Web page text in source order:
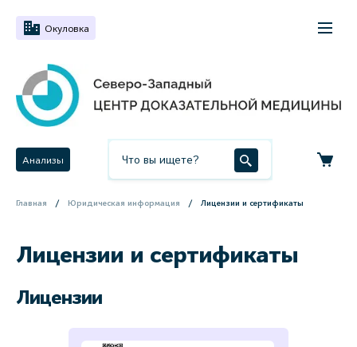
Окуловка
Анализы
Главная Юридическая информация Лицензии и сертификаты
Лицензии и сертификаты
Лицензии